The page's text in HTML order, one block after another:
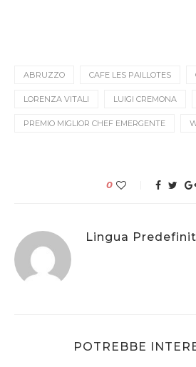
ABRUZZO CAFE LES PAILLOTES
LORENZA VITALI LUIGI CREMONA
PREMIO MIGLIOR CHEF EMERGENTE
0
Lingua
POTREBBE